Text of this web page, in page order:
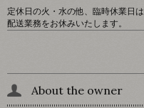
定休日の火・水の他、臨時休業日は
配送業務をお休みいたします。
About the owner